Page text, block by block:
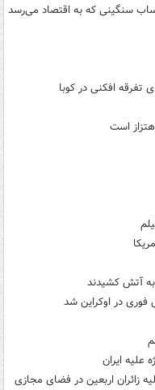
سنگینی که به اقتصاد می‌رسد
تفرقه افکنی در کوبا
است
آتش کشیدند
در اوکراین شد
ایران
زائران اربعین در فضای مجازی